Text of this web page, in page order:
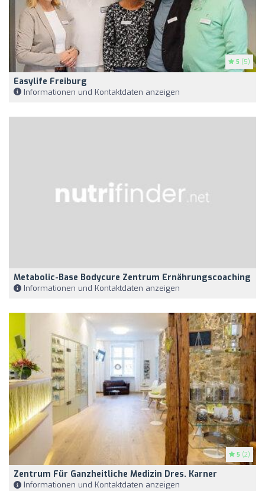
5 (5)
Easylife Freiburg
Informationen und Kontaktdaten anzeigen
Metabolic-Base Bodycure Zentrum Ernährungscoaching
Informationen und Kontaktdaten anzeigen
5 (2)
Zentrum Für Ganzheitliche Medizin Dres. Karner
Informationen und Kontaktdaten anzeigen